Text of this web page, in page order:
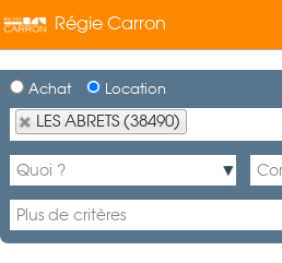
Régie Carron
Achat Location
LES ABRETS (38490)